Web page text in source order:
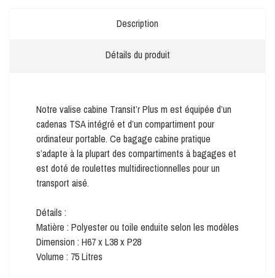
Description
Détails du produit
Notre valise cabine Transit’r Plus m est équipée d’un
cadenas TSA intégré et d’un compartiment pour
ordinateur portable. Ce bagage cabine pratique
s’adapte à la plupart des compartiments à bagages et
est doté de roulettes multidirectionnelles pour un
transport aisé.
Détails :
Matière : Polyester ou toile enduite selon les modèles
Dimension : H67 x L38 x P28
Volume : 75 Litres